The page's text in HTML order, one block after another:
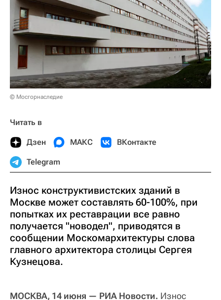
© Мосгорнаследие
Читать в
Дзен МАКС ВКонтакте
Telegram
Износ конструктивистских зданий в
Москве может составлять 60-100%, при
попытках их реставрации все равно
получается "новодел", приводятся в
сообщении Москомархитектуры слова
главного архитектора столицы Сергея
Кузнецова.
МОСКВА, 14 июня — РИА Новости. Износ